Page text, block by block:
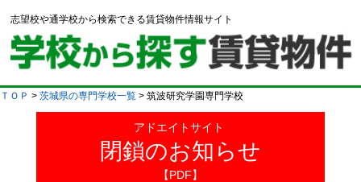
志望校や通学校から検索できる賃貸物件情報サイト
ＴＯＰ > 茨城県の専門学校一覧 > 筑波研究学園専門学校
アドエイトサイト
閉鎖のお知らせ
【PDF】